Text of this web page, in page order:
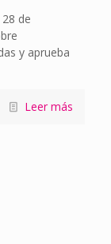
de
y aprueba
Leer más